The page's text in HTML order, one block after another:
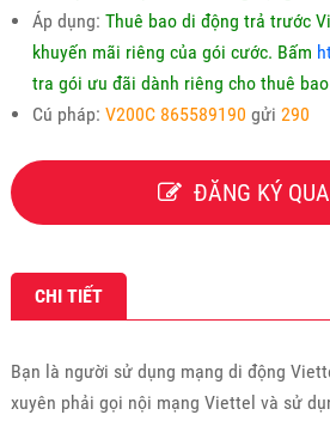
Áp dụng: Thuê bao di động trả trước
khuyến mãi riêng của gói cước. Bấm
tra gói ưu đãi dành riêng cho thuê
Cú pháp: V200C 865589190 gửi 290
ĐĂNG KÝ
CHI TIẾT
Bạn là người sử dụng mạng di động
xuyên phải gọi nội mạng Viettel và sử